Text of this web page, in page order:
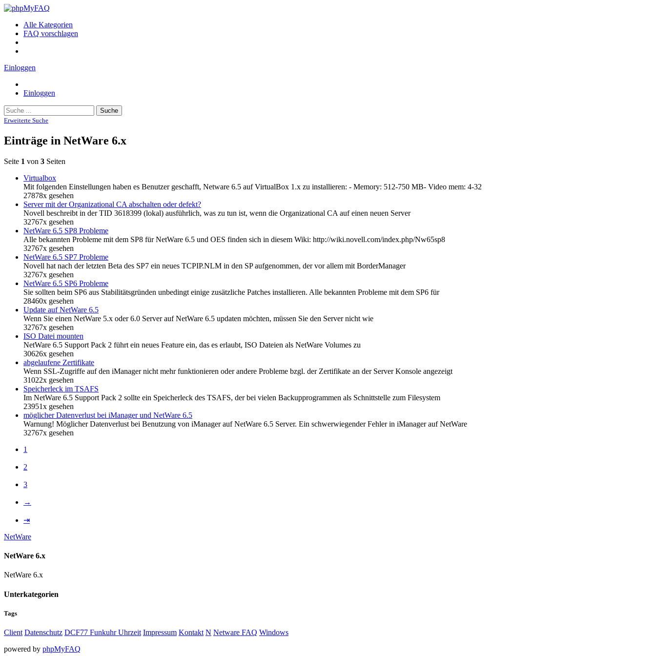
Alle Kategorien
FAQ vorschlagen
Einloggen
Einloggen
Suche
Erweiterte Suche
Einträge in NetWare 6.x
Seite 1 von 3 Seiten
Virtualbox
Mit folgenden Einstellungen haben es Benutzer geschafft, Netware 6.5 auf VirtualBox 1.x zu installieren: - Memory: 512-750 MB- Video mem: 4-32
27878x gesehen
Server mit der Organizational CA abschalten oder defekt?
Novell beschreibt in der TID 3618399 (lokal) ausführlich, was zu tun ist, wenn die Organizational CA auf einen neuen Server
32767x gesehen
NetWare 6.5 SP8 Probleme
Alle bekannten Probleme mit dem SP8 für NetWare 6.5 und OES finden sich in diesem Wiki: http://wiki.novell.com/index.php/Nw65sp8
32767x gesehen
NetWare 6.5 SP7 Probleme
Novell hat nach der letzten Beta des SP7 ein neues TCPIP.NLM in den SP aufgenommen, der vor allem mit BorderManager
32767x gesehen
NetWare 6.5 SP6 Probleme
Sie sollten beim SP6 aus Stabilitätsgründen unbedingt einige zusätzliche Patches installieren. Alle bekannten Probleme mit dem SP6 für
28460x gesehen
Update auf NetWare 6.5
Wenn Sie einen NetWare 5.x oder 6.0 Server auf NetWare 6.5 updaten möchten, müssen Sie den Server nicht wie
32767x gesehen
ISO Datei mounten
NetWare 6.5 Support Pack 2 führt ein neues Feature ein, das es erlaubt, ISO Dateien als NetWare Volumes zu
30626x gesehen
abgelaufene Zertifikate
Wenn SSL-Zugriffe auf den iManager nicht mehr funktionieren oder andere Probleme bzgl. der Zertifikate an der Server Konsole angezeigt
31022x gesehen
Speicherleck im TSAFS
Im NetWare 6.5 Support Pack 2 sollte ein Speicherleck des TSAFS, der bei vielen Backupprogrammen als Schnittstelle zum Filesystem
23951x gesehen
möglicher Datenverlust bei iManager und NetWare 6.5
Warnung! Möglicher Datenverlust bei Benutzung von iManager auf NetWare 6.5 Server. Ein schwerwiegender Fehler in iManager auf NetWare
32767x gesehen
1
2
3
→
⇥
NetWare
NetWare 6.x
NetWare 6.x
Unterkategorien
Tags
Client Datenschutz DCF77 Funkuhr Uhrzeit Impressum Kontakt N Netware FAQ Windows
powered by phpMyFAQ